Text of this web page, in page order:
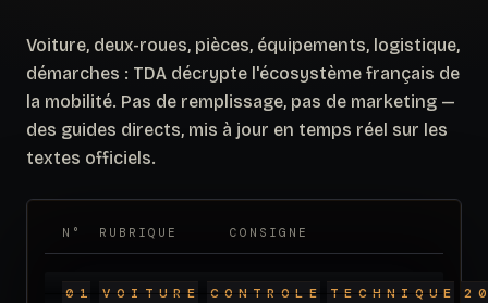
Voiture, deux-roues, pièces, équipements, logistique,
démarches : TDA décrypte l'écosystème français de
la mobilité. Pas de remplissage, pas de marketing —
des guides directs, mis à jour en temps réel sur les
textes officiels.
N° RUBRIQUE CONSIGNE
0 1 V O I T U R E C O N T R O L E T E C H N I Q U E 2 0